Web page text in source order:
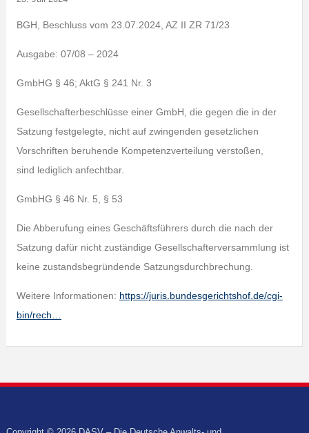
BGH, Beschluss vom 23.07.2024, AZ II ZR 71/23
Ausgabe: 07/08 – 2024
GmbHG § 46; AktG § 241 Nr. 3
Gesellschafterbeschlüsse einer GmbH, die gegen die in der
Satzung festgelegte, nicht auf zwingenden gesetzlichen
Vorschriften beruhende Kompetenzverteilung verstoßen,
sind lediglich anfechtbar.
GmbHG § 46 Nr. 5, § 53
Die Abberufung eines Geschäftsführers durch die nach der
Satzung dafür nicht zuständige Gesellschafterversammlung ist
keine zustandsbegründende Satzungsdurchbrechung.
Weitere Informationen: https://juris.bundesgerichtshof.de/cgi-
bin/rech…